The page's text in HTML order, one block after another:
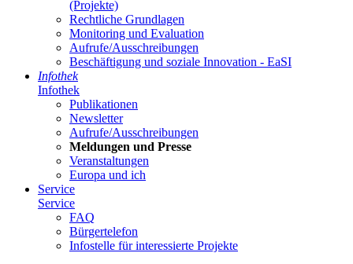
(Pro­jek­te)
Recht­li­che Grund­la­gen
Mo­ni­to­ring und Eva­lua­ti­on
Auf­ru­fe/Aus­schrei­bun­gen
Be­schäf­ti­gung und so­zia­le In­no­va­ti­on - Ea­SI
In­fo­thek
In­fo­thek
Pu­bli­ka­tio­nen
Newslet­ter
Auf­ru­fe/Aus­schrei­bun­gen
Mel­dun­gen und Pres­se
Ver­an­stal­tun­gen
Eu­ro­pa und ich
Ser­vice
Ser­vice
FAQ
Bür­ger­te­le­fon
In­fo­stel­le für in­ter­es­sier­te Pro­jek­te